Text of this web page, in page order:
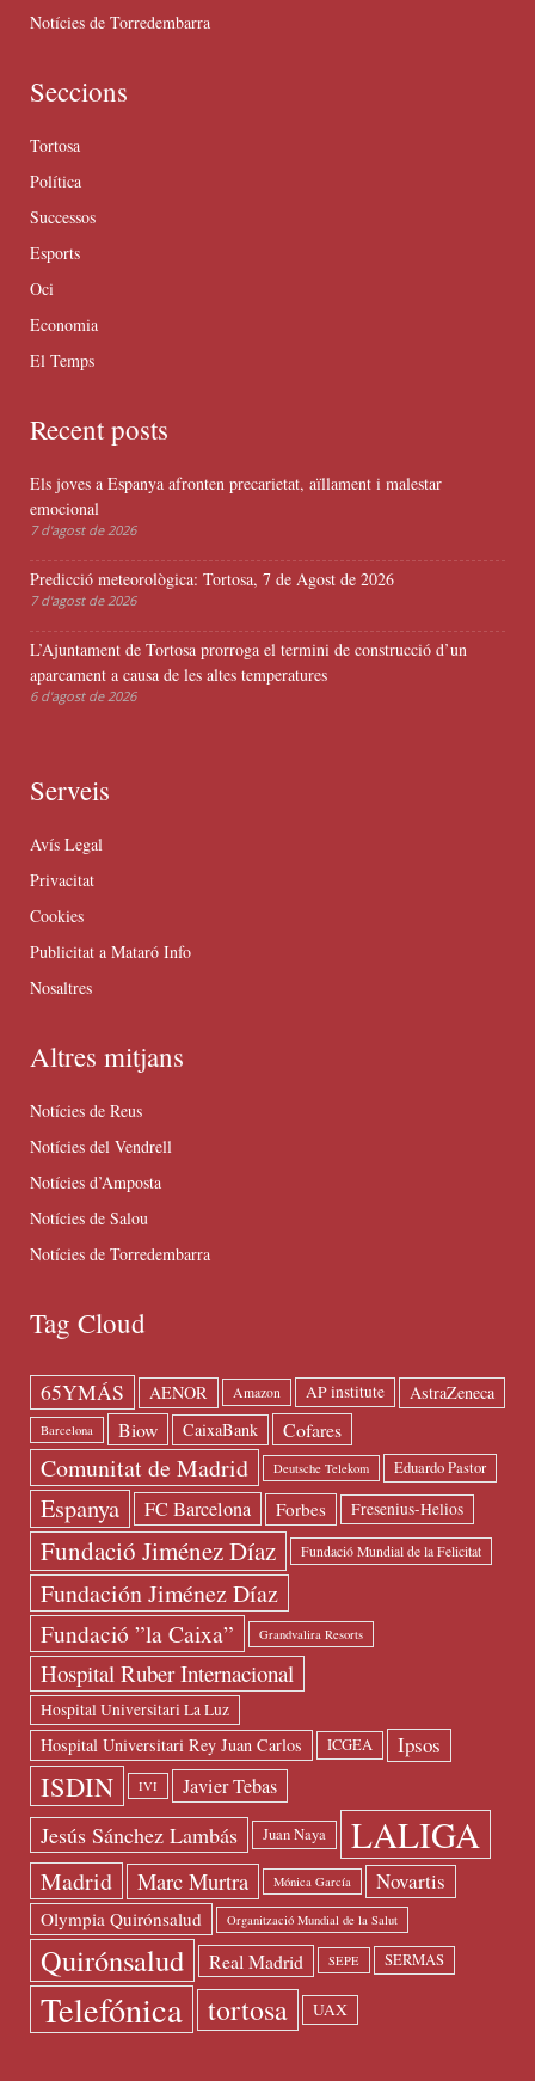
Notícies de Torredembarra
Seccions
Tortosa
Política
Successos
Esports
Oci
Economia
El Temps
Recent posts
Els joves a Espanya afronten precarietat, aïllament i malestar
emocional
7 d'agost de 2026
Predicció meteorològica: Tortosa, 7 de Agost de 2026
7 d'agost de 2026
L’Ajuntament de Tortosa prorroga el termini de construcció d’un
aparcament a causa de les altes temperatures
6 d'agost de 2026
Serveis
Avís Legal
Privacitat
Cookies
Publicitat a Mataró Info
Nosaltres
Altres mitjans
Notícies de Reus
Notícies del Vendrell
Notícies d’Amposta
Notícies de Salou
Notícies de Torredembarra
Tag Cloud
65YMÁS AENOR Amazon AP institute AstraZeneca
Barcelona Biow CaixaBank Cofares
Comunitat de Madrid Deutsche Telekom Eduardo Pastor
Espanya FC Barcelona Forbes Fresenius-Helios
Fundació Jiménez Díaz Fundació Mundial de la Felicitat
Fundación Jiménez Díaz
Fundació ”la Caixa” Grandvalira Resorts
Hospital Ruber Internacional
Hospital Universitari La Luz
Hospital Universitari Rey Juan Carlos ICGEA Ipsos
ISDIN IVI Javier Tebas
Jesús Sánchez Lambás Juan Naya LALIGA
Madrid Marc Murtra Mónica García Novartis
Olympia Quirónsalud Organització Mundial de la Salut
Quirónsalud Real Madrid SEPE SERMAS
Telefónica tortosa UAX